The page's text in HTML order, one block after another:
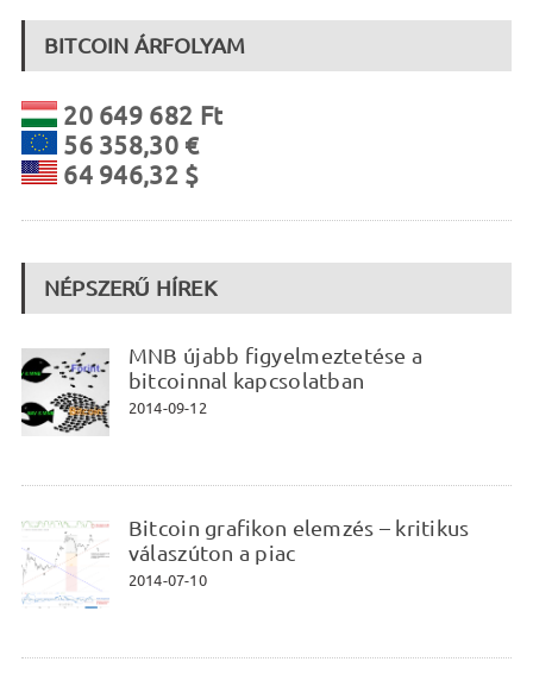
BITCOIN ÁRFOLYAM
20 649 682 Ft
56 358,30 €
64 946,32 $
NÉPSZERŰ HÍREK
MNB újabb figyelmeztetése a
bitcoinnal kapcsolatban
2014-09-12
Bitcoin grafikon elemzés – kritikus
válaszúton a piac
2014-07-10